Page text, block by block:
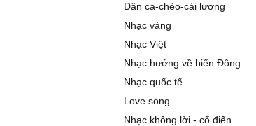
Dân ca-chèo-cải lương
Nhạc vàng
Nhạc Việt
Nhạc hướng về biển Đông
Nhạc quốc tế
Love song
Nhạc không lời - cổ điển